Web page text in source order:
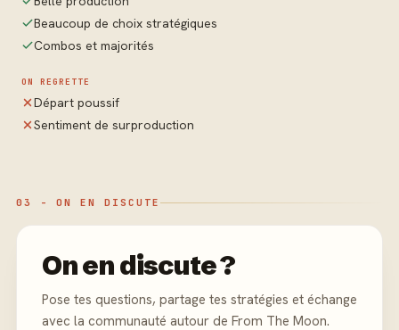
Beaucoup de choix stratégiques
Combos et majorités
ON REGRETTE
Départ poussif
Sentiment de surproduction
03 - ON EN DISCUTE
On en discute ?
Pose tes questions, partage tes stratégies et échange
avec la communauté autour de From The Moon.